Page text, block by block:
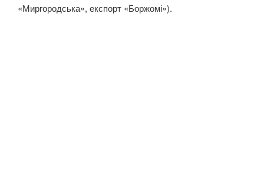
«Миргородська», експорт «Боржомі»).